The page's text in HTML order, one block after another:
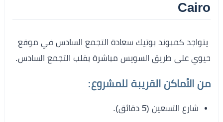
Cairo
يتواجد كمبوند بوتيك سعادة التجمع السادس في موقع
حيوي على طريق السويس مباشرة بقلب التجمع السادس.
من الأماكن القريبة للمشروع:
شارع التسعين (5 دقائق).